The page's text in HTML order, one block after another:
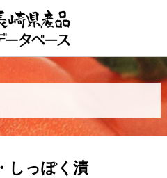
しっぽく漬